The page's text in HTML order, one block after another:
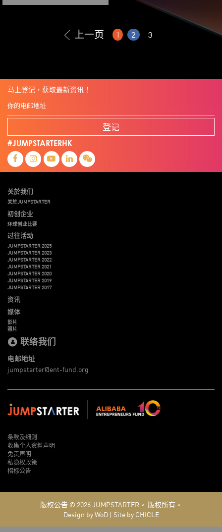
上一页 1 2 3
马上登记，获取最新资讯！
登记
#JUMPSTARTERHK
关於我们
关於JUMPSTARTER
初创企业
环球创业比赛
过往活动
JUMPSTARTER 2025
JUMPSTARTER 2023
JUMPSTARTER 2022
JUMPSTARTER 2021
JUMPSTARTER 2020
JUMPSTARTER 2019
JUMPSTARTER 2017
资讯
媒体
影片
照片
联络我们
电邮地址
jumpstarter@ent-fund.org
条款及细则
收集个人资料声明
免责声明
私隐权政策
招标公告
版权公告 © 2026JUMPSTARTER。 版权所有。
Design by WoD| Site by CHICLE